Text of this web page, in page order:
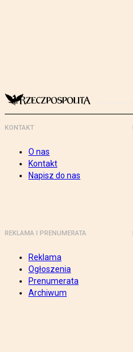
KONTAKT
O nas
Kontakt
Napisz do nas
REKLAMA I PRENUMERATA
Reklama
Ogłoszenia
Prenumerata
Archiwum